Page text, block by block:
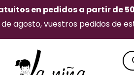
en pedidos a partir de
agosto, vuestros pedidos de
de